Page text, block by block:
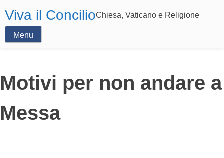
Viva il ConcilioChiesa, Vaticano e Religione
Menu
Motivi per non andare a
Messa